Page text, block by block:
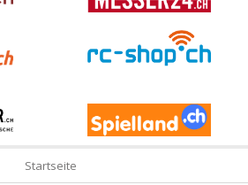
Startseite